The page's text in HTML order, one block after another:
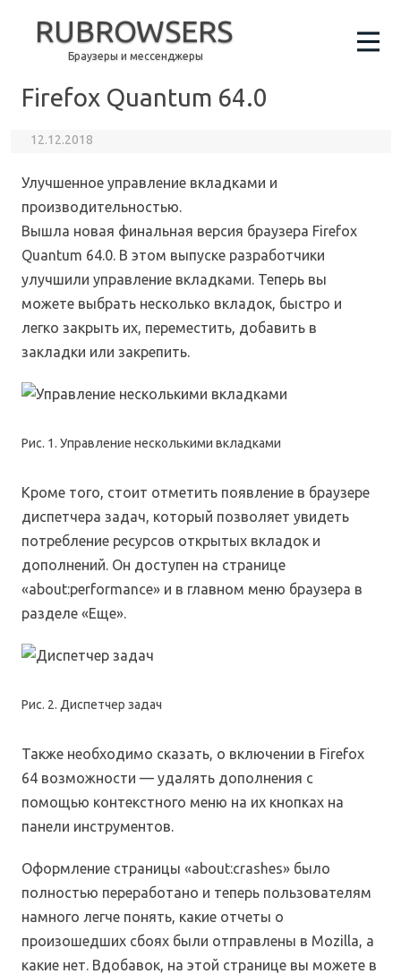
RUBROWSERS
Браузеры и мессенджеры
Firefox Quantum 64.0
12.12.2018
Улучшенное управление вкладками и
производительностью.
Вышла новая финальная версия браузера Firefox
Quantum 64.0. В этом выпуске разработчики
улучшили управление вкладками. Теперь вы
можете выбрать несколько вкладок, быстро и
легко закрыть их, переместить, добавить в
закладки или закрепить.
Рис. 1. Управление несколькими вкладками
Кроме того, стоит отметить появление в браузере
диспетчера задач, который позволяет увидеть
потребление ресурсов открытых вкладок и
дополнений. Он доступен на странице
«about:performance» и в главном меню браузера в
разделе «Еще».
Рис. 2. Диспетчер задач
Также необходимо сказать, о включении в Firefox
64 возможности — удалять дополнения с
помощью контекстного меню на их кнопках на
панели инструментов.
Оформление страницы «about:crashes» было
полностью переработано и теперь пользователям
намного легче понять, какие отчеты о
произошедших сбоях были отправлены в Mozilla, а
какие нет. Вдобавок, на этой странице вы можете в